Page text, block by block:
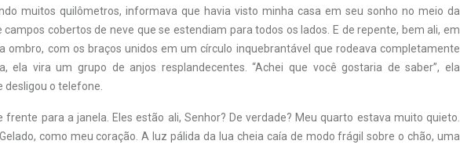
muitos quilômetros, informava que havia visto minha casa em seu sonho no meio da
campos cobertos de neve que se estendiam para todos os lados. E de repente, bem ali, em
ombro, com os braços unidos em um círculo inquebrantável que rodeava completamente
ela vira um grupo de anjos resplandecentes. “Achei que você gostaria de saber”, ela
desligou o telefone.
frente para a janela. Eles estão ali, Senhor? De verdade? Meu quarto estava muito quieto.
como meu coração. A luz pálida da lua cheia caía de modo frágil sobre o chão, uma